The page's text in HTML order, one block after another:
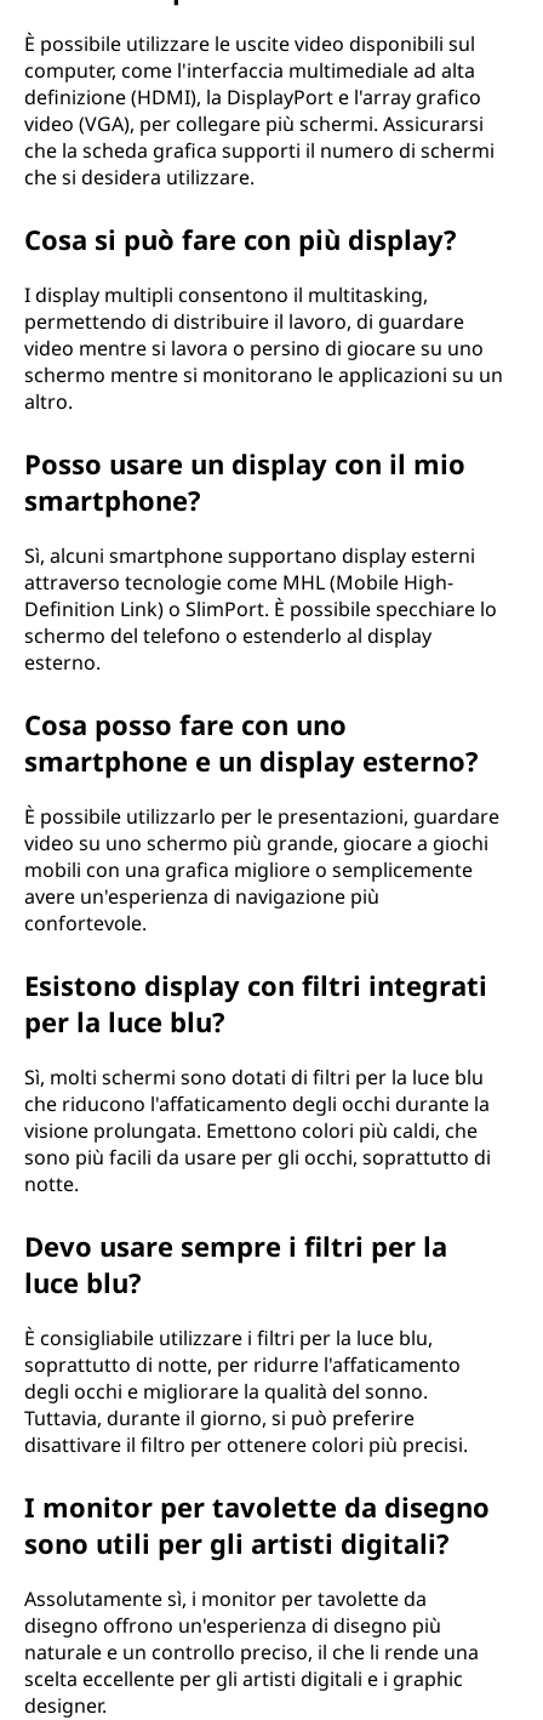
È possibile utilizzare le uscite video disponibili sul
computer, come l'interfaccia multimediale ad alta
definizione (HDMI), la DisplayPort e l'array grafico
video (VGA), per collegare più schermi. Assicurarsi
che la scheda grafica supporti il numero di schermi
che si desidera utilizzare.
Cosa si può fare con più display?
I display multipli consentono il multitasking,
permettendo di distribuire il lavoro, di guardare
video mentre si lavora o persino di giocare su uno
schermo mentre si monitorano le applicazioni su un
altro.
Posso usare un display con il mio
smartphone?
Sì, alcuni smartphone supportano display esterni
attraverso tecnologie come MHL (Mobile High-
Definition Link) o SlimPort. È possibile specchiare lo
schermo del telefono o estenderlo al display
esterno.
Cosa posso fare con uno
smartphone e un display esterno?
È possibile utilizzarlo per le presentazioni, guardare
video su uno schermo più grande, giocare a giochi
mobili con una grafica migliore o semplicemente
avere un'esperienza di navigazione più
confortevole.
Esistono display con filtri integrati
per la luce blu?
Sì, molti schermi sono dotati di filtri per la luce blu
che riducono l'affaticamento degli occhi durante la
visione prolungata. Emettono colori più caldi, che
sono più facili da usare per gli occhi, soprattutto di
notte.
Devo usare sempre i filtri per la
luce blu?
È consigliabile utilizzare i filtri per la luce blu,
soprattutto di notte, per ridurre l'affaticamento
degli occhi e migliorare la qualità del sonno.
Tuttavia, durante il giorno, si può preferire
disattivare il filtro per ottenere colori più precisi.
I monitor per tavolette da disegno
sono utili per gli artisti digitali?
Assolutamente sì, i monitor per tavolette da
disegno offrono un'esperienza di disegno più
naturale e un controllo preciso, il che li rende una
scelta eccellente per gli artisti digitali e i graphic
designer.